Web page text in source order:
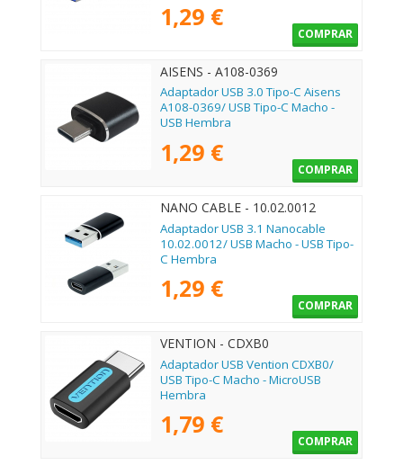
1,29 €
COMPRAR
AISENS - A108-0369
Adaptador USB 3.0 Tipo-C Aisens
A108-0369/ USB Tipo-C Macho -
USB Hembra
1,29 €
COMPRAR
NANO CABLE - 10.02.0012
Adaptador USB 3.1 Nanocable
10.02.0012/ USB Macho - USB Tipo-
C Hembra
1,29 €
COMPRAR
VENTION - CDXB0
Adaptador USB Vention CDXB0/
USB Tipo-C Macho - MicroUSB
Hembra
1,79 €
COMPRAR